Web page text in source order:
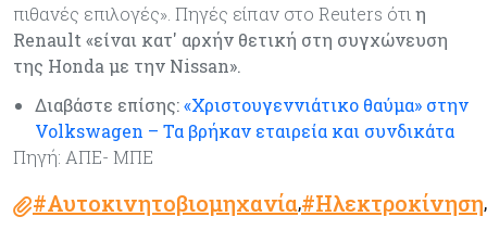
πιθανές επιλογές». Πηγές είπαν στο Reuters ότι η
Renault «είναι κατ' αρχήν θετική στη συγχώνευση
της Honda με την Nissan».
Διαβάστε επίσης:«Χριστουγεννιάτικο θαύμα» στην
Volkswagen – Τα βρήκαν εταιρεία και συνδικάτα
Πηγή: ΑΠΕ- ΜΠΕ
#Αυτοκινητοβιομηχανία,#Ηλεκτροκίνηση,